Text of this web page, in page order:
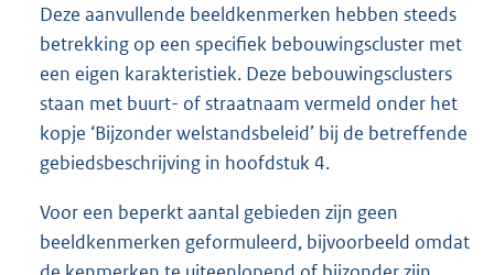
Deze aanvullende beeldkenmerken hebben steeds
betrekking op een specifiek bebouwingscluster met
een eigen karakteristiek. Deze bebouwingsclusters
staan met buurt- of straatnaam vermeld onder het
kopje ‘Bijzonder welstandsbeleid’ bij de betreffende
gebiedsbeschrijving in hoofdstuk 4.
Voor een beperkt aantal gebieden zijn geen
beeldkenmerken geformuleerd, bijvoorbeeld omdat